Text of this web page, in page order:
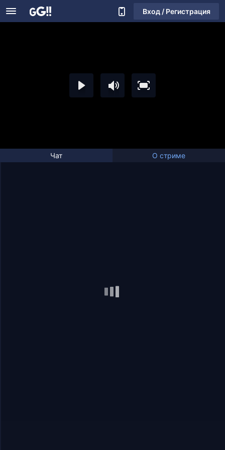
Вход / Регистрация
Чат О стриме